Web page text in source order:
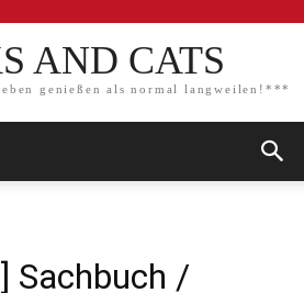
AND CATS
genießen als normal langweilen!***
Sachbuch /